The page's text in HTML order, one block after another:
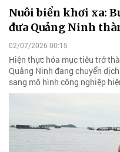
Nuôi biển khơi xa:
đưa Quảng Ninh
02/07/2026 00:15
Hiện thực hóa mục tiêu trở
Quảng Ninh đang chuyển
sang mô hình công nghiệp